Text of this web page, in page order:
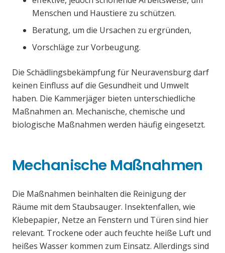
Menschen und Haustiere zu schützen.
Beratung, um die Ursachen zu ergründen,
Vorschläge zur Vorbeugung.
Die Schädlingsbekämpfung für Neuravensburg darf
keinen Einfluss auf die Gesundheit und Umwelt
haben. Die Kammerjäger bieten unterschiedliche
Maßnahmen an. Mechanische, chemische und
biologische Maßnahmen werden häufig eingesetzt.
Mechanische Maßnahmen
Die Maßnahmen beinhalten die Reinigung der
Räume mit dem Staubsauger. Insektenfallen, wie
Klebepapier, Netze an Fenstern und Türen sind hier
relevant. Trockene oder auch feuchte heiße Luft und
heißes Wasser kommen zum Einsatz. Allerdings sind